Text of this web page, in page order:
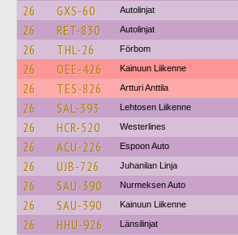
26 GXS-60 Autolinjat
26 RET-830 Autolinjat
26 THL-26 Förbom
26 OEE-426 Kainuun Liikenne
26 TES-826 Artturi Anttila
26 SAL-393 Lehtosen Liikenne
26 HCR-520 Westerlines
26 ACU-226 Espoon Auto
26 UJB-726 Juhanilan Linja
26 SAU-390 Nurmeksen Auto
26 SAU-390 Kainuun Liikenne
26 HHU-926 Länsilinjat